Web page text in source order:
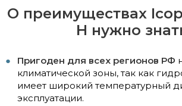
О преимуществах
Н нужно
Пригоден для всех регионов РФ
климатической зоны, так как
имеет широкий температурный
эксплуатации.